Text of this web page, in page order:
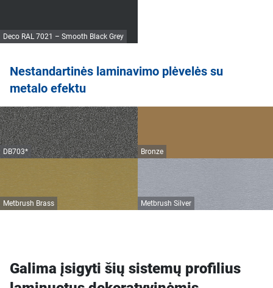
Deco RAL 7021 – Smooth Black Grey
Nestandartinės laminavimo plėvelės su
metalo efektu
DB703* Bronze
Metbrush Brass Metbrush Silver
Galima įsigyti šių sistemų profilius